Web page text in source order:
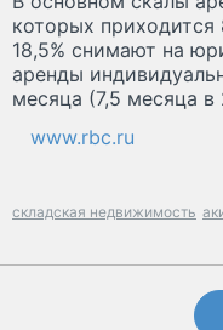
которых приходится
18,5% снимают на
аренды
месяца (7,5 месяца в
www.rbc.ru
складская недвижимость